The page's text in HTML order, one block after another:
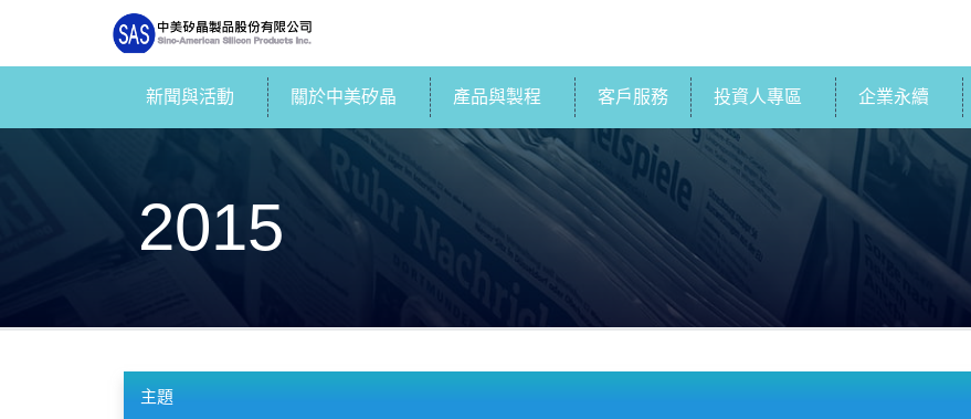
新聞與活動 關於中美矽晶 產品與製程 客戶服務 投資人專區 企業永續
2015
主題